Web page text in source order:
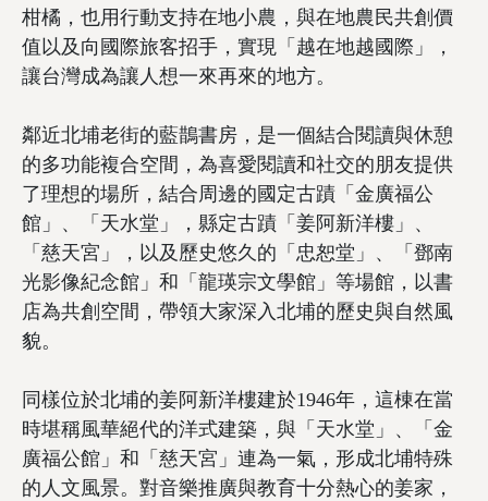
柑橘，也用行動支持在地小農，與在地農民共創價
值以及向國際旅客招手，實現「越在地越國際」，
讓台灣成為讓人想一來再來的地方。
鄰近北埔老街的藍鵲書房，是一個結合閱讀與休憩
的多功能複合空間，為喜愛閱讀和社交的朋友提供
了理想的場所，結合周邊的國定古蹟「金廣福公
館」、「天水堂」，縣定古蹟「姜阿新洋樓」、
「慈天宮」，以及歷史悠久的「忠恕堂」、「鄧南
光影像紀念館」和「龍瑛宗文學館」等場館，以書
店為共創空間，帶領大家深入北埔的歷史與自然風
貌。
同樣位於北埔的姜阿新洋樓建於1946年，這棟在當
時堪稱風華絕代的洋式建築，與「天水堂」、「金
廣福公館」和「慈天宮」連為一氣，形成北埔特殊
的人文風景。對音樂推廣與教育十分熱心的姜家，